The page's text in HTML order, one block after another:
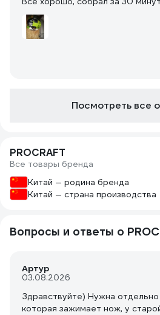
Посмотреть все
PROCRAFT
Все товары бренда
Китай — родина бренда
Китай — страна производства
Вопросы и ответы о
Артур
03.08.2026
Здравствуйте) Нужна отдельно
которая зажимает нож, у